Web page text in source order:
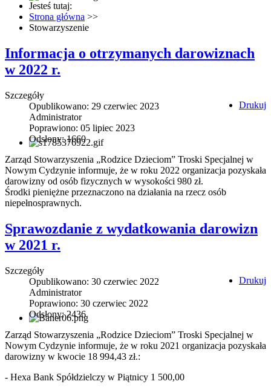
Jesteś tutaj:
Strona główna >>
Stowarzyszenie
Informacja o otrzymanych darowiznach
w 2022 r.
Drukuj
Szczegóły
Opublikowano: 29 czerwiec 2023
Administrator
Poprawiono: 05 lipiec 2023
Odsłony: 1660
Zarząd Stowarzyszenia „Rodzice Dzieciom” Troski Specjalnej w
Nowym Cydzynie informuje, że w roku 2022 organizacja pozyskała
darowizny od osób fizycznych w wysokości 980 zł.
Środki pieniężne przeznaczono na działania na rzecz osób
niepełnosprawnych.
Sprawozdanie z wydatkowania darowizn
w 2021 r.
Drukuj
Szczegóły
Opublikowano: 30 czerwiec 2022
Administrator
Poprawiono: 30 czerwiec 2022
Odsłony: 2436
Zarząd Stowarzyszenia „Rodzice Dzieciom” Troski Specjalnej w
Nowym Cydzynie informuje, że w roku 2021 organizacja pozyskała
darowizny w kwocie 18 994,43 zł.:
- Hexa Bank Spółdzielczy w Piątnicy 1 500,00